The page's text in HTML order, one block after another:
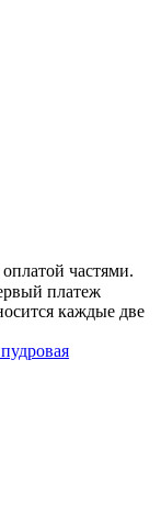
частями.
платеж
каждые две